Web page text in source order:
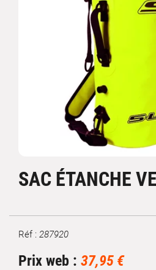
SAC ÉTANCHE
Marque
Réf : 287920
Prix web : 37,95 €